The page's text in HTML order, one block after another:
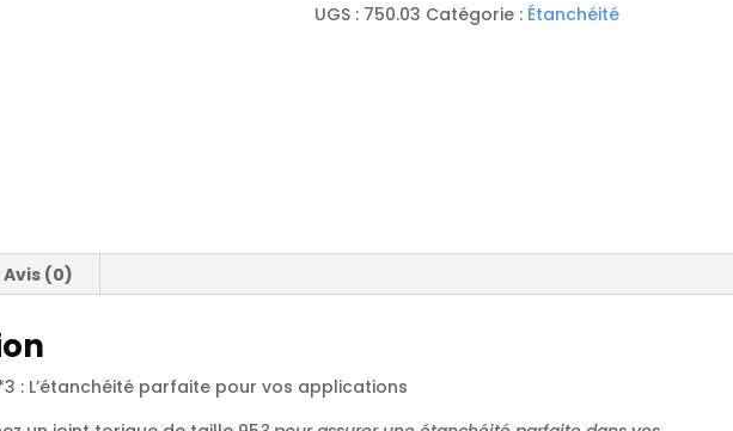
UGS : 750.03 Catégorie : Étanchéité
Avis (0)
: L’étanchéité parfaite pour vos applications